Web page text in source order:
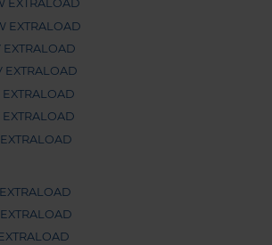
EXTRALOAD
EXTRALOAD
EXTRALOAD
EXTRALOAD
EXTRALOAD
EXTRALOAD
EXTRALOAD
EXTRALOAD